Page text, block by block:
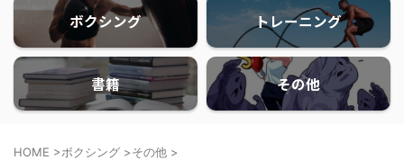
ボクシング トレーニング
書籍 その他
HOME >ボクシング >その他 >